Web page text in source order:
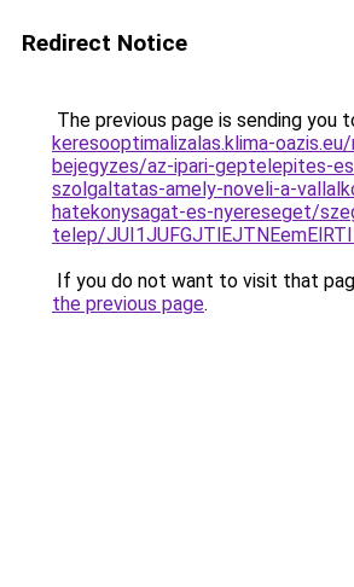
Redirect Notice
The previous page is sending you
keresooptimalizalas.klima-
bejegyzes/az-ipari-geptelepites-
szolgaltatas-amely-noveli-a-
hatekonysagat-es-nyereseget/
telep/
If you do not want to visit that
the previous page.